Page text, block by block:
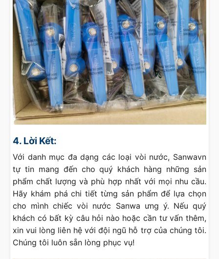
4. Lời Kết:
Với danh mục đa dạng các loại vòi nước, Sanwavn
tự tin mang đến cho quý khách hàng những sản
phẩm chất lượng và phù hợp nhất với mọi nhu cầu.
Hãy khám phá chi tiết từng sản phẩm để lựa chọn
cho mình chiếc vòi nước Sanwa ưng ý. Nếu quý
khách có bất kỳ câu hỏi nào hoặc cần tư vấn thêm,
xin vui lòng liên hệ với đội ngũ hỗ trợ của chúng tôi.
Chúng tôi luôn sẵn lòng phục vụ!